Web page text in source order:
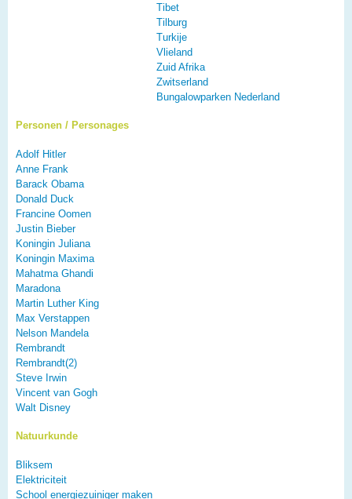
Tibet
Tilburg
Turkije
Vlieland
Zuid Afrika
Zwitserland
Bungalowparken Nederland
Personen / Personages
Adolf Hitler
Anne Frank
Barack Obama
Donald Duck
Francine Oomen
Justin Bieber
Koningin Juliana
Koningin Maxima
Mahatma Ghandi
Maradona
Martin Luther King
Max Verstappen
Nelson Mandela
Rembrandt
Rembrandt(2)
Steve Irwin
Vincent van Gogh
Walt Disney
Natuurkunde
Bliksem
Elektriciteit
School energiezuiniger maken